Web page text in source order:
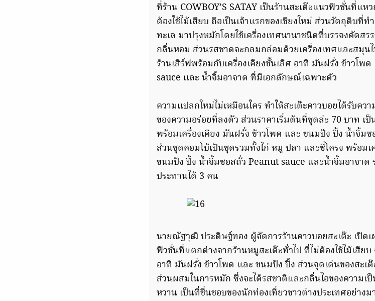
ที่ร้าน COWBOY’S SATAY เป็นร้านสะเต๊ะแนวฟิวชั่นที่แห
ต้องใช้ไม้เสียบ ถือเป็นเจ้าแรกของเชียงใหม่ ส่วนวัตถุดิบที่ท
ทะเล มาปรุงหมักโดยใช้เครื่องเทศนานาชนิดที่บรรจงคัดส
กลิ่นหอม ส่วนรสชาดจะกลมกล่อมด้วยเครื่องเทศและสมุน
ร้านเสิร์ฟพร้อมกับเครื่องเคียงชั้นเลิศ อาทิ มันฝรั่ง ข้าวโ
sauce และ น้ำจิ้มอาจาด ที่มีเอกลักษณ์เฉพาะตัว
ความแปลกใหม่ไม่เหมือนใคร ทำให้สะเต๊ะคาวบอยได้รับคว
ของความอร่อยที่ลงตัว ส่วนราคาเริ่มต้นที่ชุดล่ะ 70 บาท เป็
พร้อมเครื่องเคียง มันฝรั่ง ข้าวโพด และ ขนมปัง ปิ้ง น้ำจิ้ม
ส่วนชุดคอมโบ้เป็นชุดรวมทั้งไก่ หมู ปลา และซี่โครง พร้อม
ขนมปัง ปิ้ง น้ำจิ้มซอสถั่ว Peanut sauce และน้ำจิ้มอาจาด
ประทานได้ 3 คน
นายณัฐวุฒิ ประดิษฐ์ทอง ผู้จัดการร้านคาวบอยสะเต๊ะ เปิดเ
ฟิวชั่นที่แตกต่างจากร้านหมูสะเต๊ะทั่วไป ที่ไม่ต้องใช้ไม้เสีย
อาทิ มันฝรั่ง ข้าวโพด และ ขนมปัง ปิ้ง ส่วนจุดเด่นของสะเ
ส่วนผสมในการหมัก ซึ่งจะได้รสชาติและกลิ่นไอของความเ
หวาน เป็นที่ชื่นชอบของนักท่องเที่ยวชาวต่างประเทศอย่างม